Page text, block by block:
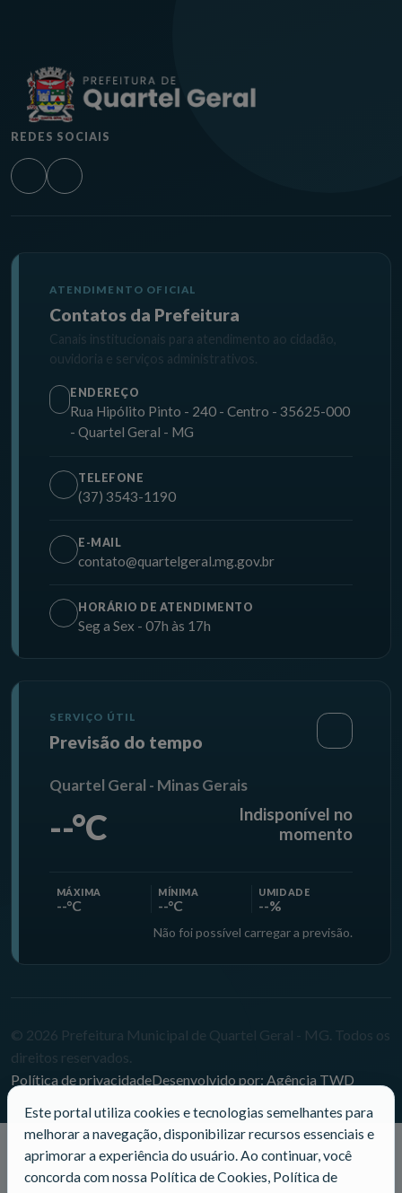
REDES SOCIAIS
ATENDIMENTO OFICIAL
Contatos da Prefeitura
Canais institucionais para atendimento ao cidadão,
ouvidoria e serviços administrativos.
ENDEREÇO
Rua Hipólito Pinto - 240 - Centro - 35625-000
- Quartel Geral - MG
TELEFONE
(37) 3543-1190
E-MAIL
contato@quartelgeral.mg.gov.br
HORÁRIO DE ATENDIMENTO
Seg a Sex - 07h às 17h
SERVIÇO ÚTIL
Previsão do tempo
Quartel Geral - Minas Gerais
--°C
Indisponível no
momento
MÁXIMA
--°C
MÍNIMA
--°C
UMIDADE
--%
Não foi possível carregar a previsão.
© 2026 Prefeitura Municipal de Quartel Geral - MG. Todos os
direitos reservados.
Política de privacidadeDesenvolvido por: Agência TWD
Este portal utiliza cookies e tecnologias semelhantes para
melhorar a navegação, disponibilizar recursos essenciais e
aprimorar a experiência do usuário. Ao continuar, você
concorda com nossa Política de Cookies, Política de